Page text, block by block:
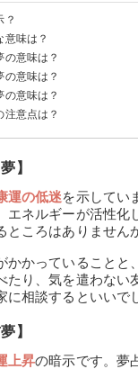
？
意味は？
まる
の意味は？
】
】
】
の意味は？
【吉夢】
夢】
】
吉夢】
】
の意味は？
吉夢】
凶夢】
夢】
注意点は？
】
運の低迷を示してい
エネルギーが活性
ころはありません
かかっていること
たり、気を遣わな
相談するといいで
】
上昇の暗示です。夢